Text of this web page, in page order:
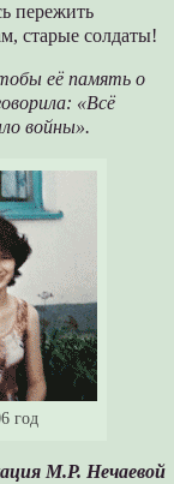
пережить
старые солдаты!
её память о
«Всё
войны».
год
М.Р. Нечаевой